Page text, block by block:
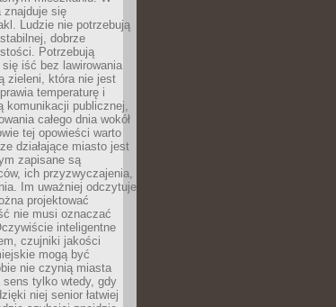
znajduje się
Ludzie nie potrzebują
dobrze
Potrzebują
iść bez lawirowania
zieleni, która nie jest
temperaturę i
komunikacji publicznej,
całego dnia wokół
tej opowieści warto
działające miasto jest
zapisane są
ich przyzwyczajenia,
Im uważniej odczytuje
projektować
nie musi oznaczać
inteligentne
czujniki jakości
mogą być
nie czynią miasta
sens tylko wtedy, gdy
niej senior łatwiej